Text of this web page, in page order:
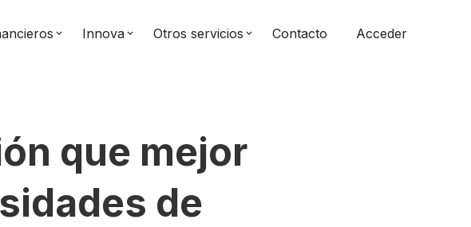
keyboard_arrow_down Innovakeyboard_arrow_down Otros servicios keyboard_arrow_down Contacto Acceder
que mejor
de